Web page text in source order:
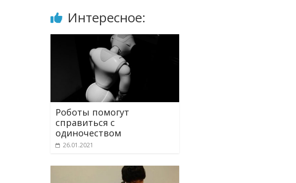
Интересное:
Роботы помогут
справиться с
одиночеством
26.01.2021